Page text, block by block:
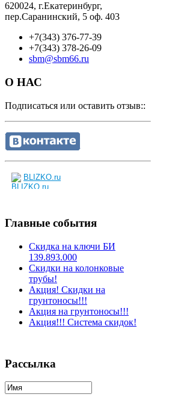
620024, г.Екатеринбург,
пер.Саранинский, 5 оф. 403
+7(343) 376-77-39
+7(343) 378-26-09
sbm@sbm66.ru
О НАС
Подписаться или оставить отзыв::
BLIZKO.ru
Главные события
Скидка на ключи БИ
139.893.000
Скидки на колонковые
трубы!
Акция! Скидки на
грунтоносы!!!
Акция на грунтоносы!!!
Акция!!! Система скидок!
Рассылка